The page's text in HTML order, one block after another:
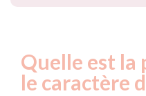
Quelle est la
le caractère